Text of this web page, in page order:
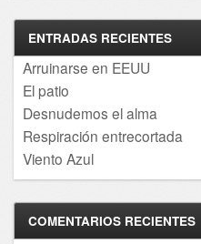
ENTRADAS RECIENTES
Arruinarse en EEUU
El patio
Desnudemos el alma
Respiración entrecortada
Viento Azul
COMENTARIOS RECIENTES